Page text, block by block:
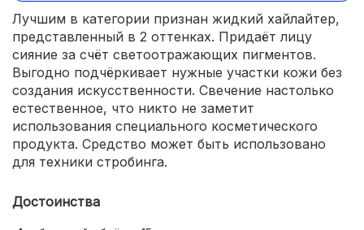
Лучшим в категории признан жидкий хайлайтер,
представленный в 2 оттенках. Придаёт лицу
сияние за счёт светоотражающих пигментов.
Выгодно подчёркивает нужные участки кожи без
создания искусственности. Свечение настолько
естественное, что никто не заметит
использования специального косметического
продукта. Средство может быть использовано
для техники стробинга.
Достоинства